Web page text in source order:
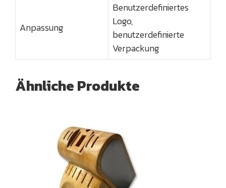
Anpassung
Benutzerdefiniertes
Logo,
benutzerdefinierte
Verpackung
Ähnliche Produkte